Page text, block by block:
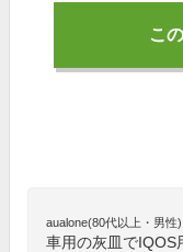
こ
aualone(80代以上・男性)
車用の灰皿でIQOS